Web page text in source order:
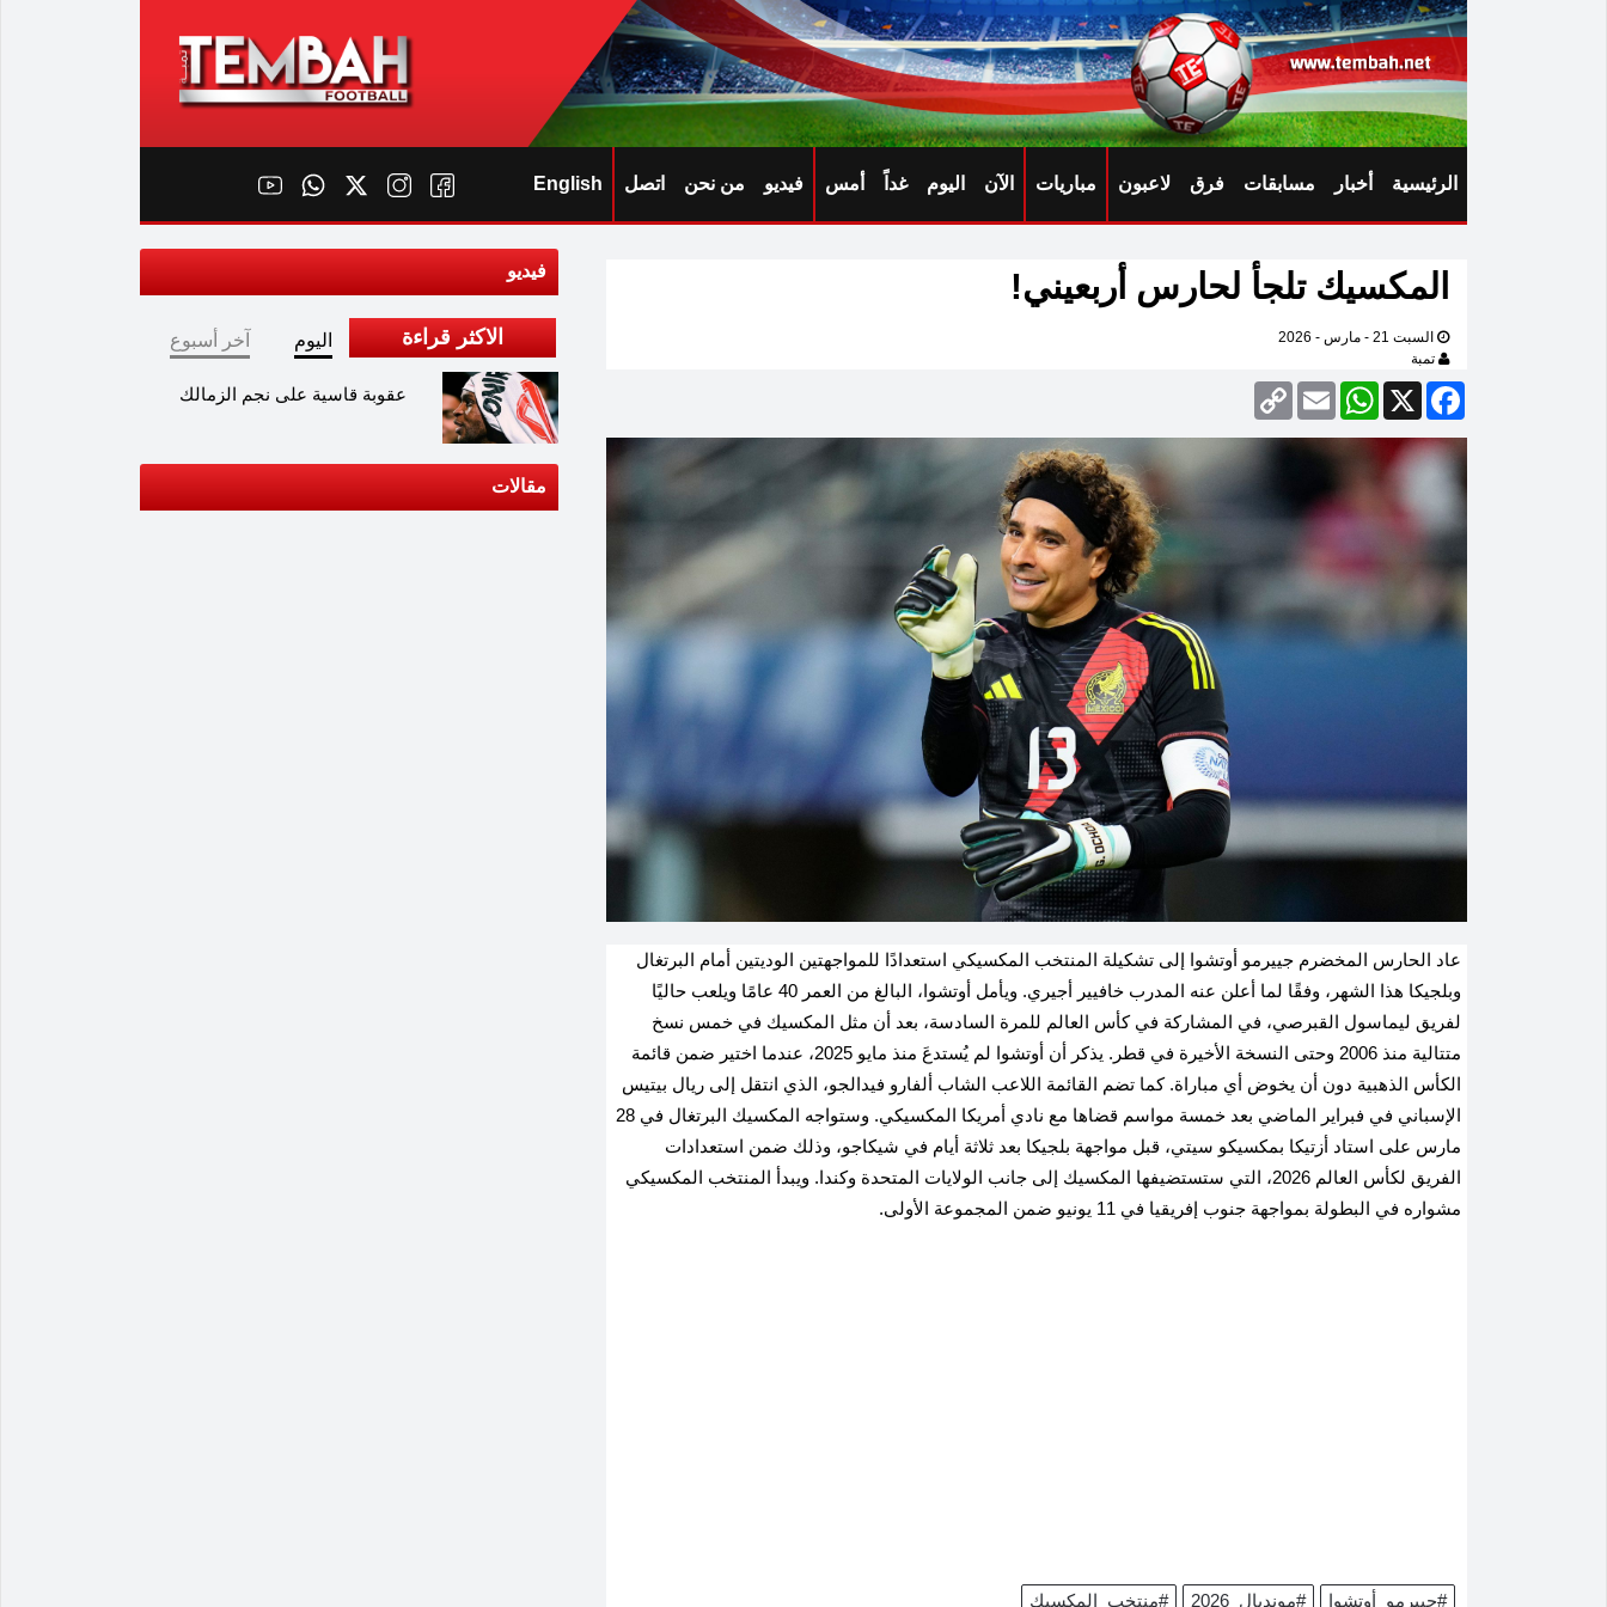
الرئيسية أخبار مسابقات فرق لاعبون مباريات الآن اليوم غداً أمس فيديو من نحن اتصل English
المكسيك تلجأ لحارس أربعيني!
السبت 21 - مارس - 2026
تمبة
Facebook
X
WhatsApp
Email
Copy
Link
عاد الحارس المخضرم جييرمو أوتشوا إلى تشكيلة المنتخب المكسيكي استعدادًا للمواجهتين الوديتين أمام البرتغال
وبلجيكا هذا الشهر، وفقًا لما أعلن عنه المدرب خافيير أجيري. ويأمل أوتشوا، البالغ من العمر 40 عامًا ويلعب حاليًا
لفريق ليماسول القبرصي، في المشاركة في كأس العالم للمرة السادسة، بعد أن مثل المكسيك في خمس نسخ
متتالية منذ 2006 وحتى النسخة الأخيرة في قطر. يذكر أن أوتشوا لم يُستدعَ منذ مايو 2025، عندما اختير ضمن قائمة
الكأس الذهبية دون أن يخوض أي مباراة. كما تضم القائمة اللاعب الشاب ألفارو فيدالجو، الذي انتقل إلى ريال بيتيس
الإسباني في فبراير الماضي بعد خمسة مواسم قضاها مع نادي أمريكا المكسيكي. وستواجه المكسيك البرتغال في 28
مارس على استاد أزتيكا بمكسيكو سيتي، قبل مواجهة بلجيكا بعد ثلاثة أيام في شيكاجو، وذلك ضمن استعدادات
الفريق لكأس العالم 2026، التي ستستضيفها المكسيك إلى جانب الولايات المتحدة وكندا. ويبدأ المنتخب المكسيكي
مشواره في البطولة بمواجهة جنوب إفريقيا في 11 يونيو ضمن المجموعة الأولى.
#منتخب_المكسيك #مونديال_2026 #جييرمو_أوتشوا
فيديو
الاكثر قراءة اليوم آخر أسبوع
عقوبة قاسية على نجم الزمالك
مقالات